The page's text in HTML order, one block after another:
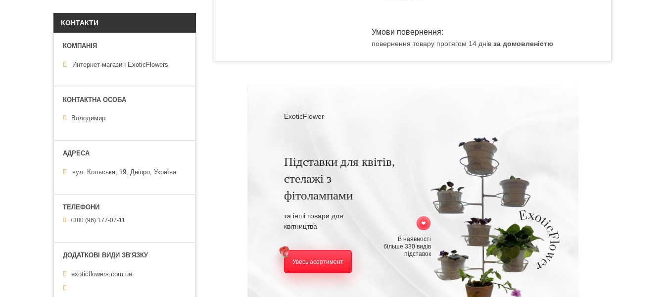
повернення товару протягом 14 днів за домовленістю
ExoticFlower
Підставки для квітів,
стелажі з
фітолампами
та інші товари для
квітництва
Увесь асортимент
В наявності
більше 330 видів
підставок
КОНТАКТИ
Интернет-магазин ExoticFlowers
Володимир
вул. Кольська, 19, Дніпро, Україна
+380 (96) 177-07-11
exoticflowers.com.ua